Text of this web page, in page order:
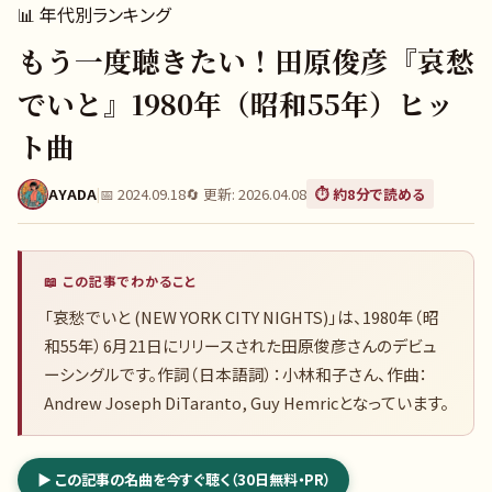
📊 年代別ランキング
もう一度聴きたい！田原俊彦『哀愁
でいと』1980年（昭和55年）ヒッ
ト曲
AYADA|📅 2024.09.18🔄 更新: 2026.04.08 ⏱️ 約8分で読める
📖 この記事でわかること
「哀愁でいと (NEW YORK CITY NIGHTS)」は、1980年（昭
和55年）6月21日にリリースされた田原俊彦さんのデビュ
ーシングルです。作詞（日本語詞）：小林和子さん、作曲：
Andrew Joseph DiTaranto, Guy Hemricとなっています。
▶ この記事の名曲を今すぐ聴く（30日無料・PR）